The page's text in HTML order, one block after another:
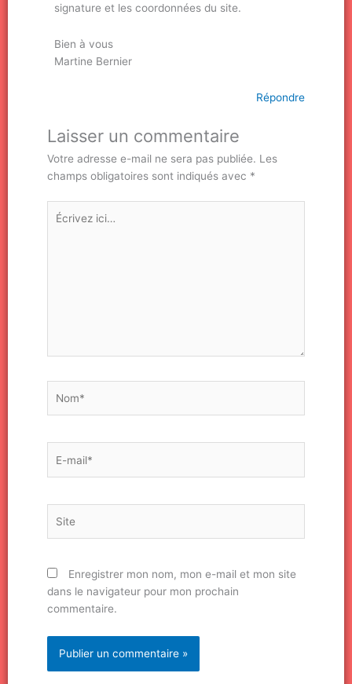
signature et les coordonnées du site.
Bien à vous
Martine Bernier
Répondre
Laisser un commentaire
Votre adresse e-mail ne sera pas publiée. Les
champs obligatoires sont indiqués avec *
Écrivez
ici…
mail*
Enregistrer mon nom, mon e-mail et mon site
dans le navigateur pour mon prochain
commentaire.